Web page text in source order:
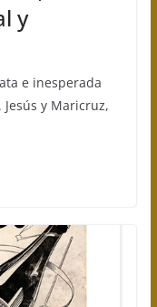
y
e inesperada
y Maricruz,